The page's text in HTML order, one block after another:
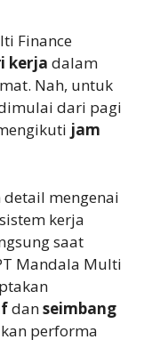
Finance
kerja dalam
Nah, untuk
dari pagi
jam
mengenai
kerja
saat
Mandala Multi
danseimbang
performa